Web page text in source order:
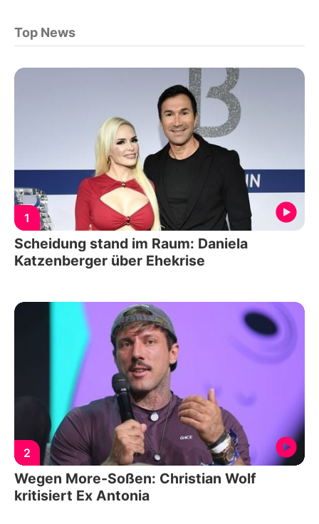
Top News
1
Scheidung stand im Raum: Daniela
Katzenberger über Ehekrise
2
Wegen More-Soßen: Christian Wolf
kritisiert Ex Antonia